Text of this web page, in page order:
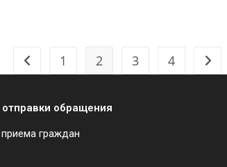
1 2 3 4
обращения
приема граждан